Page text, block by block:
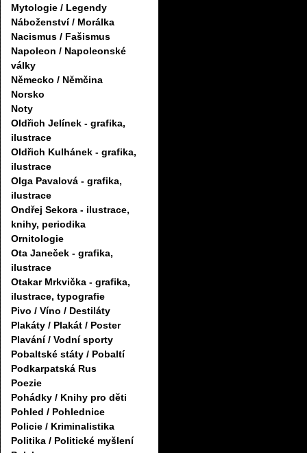
Mytologie / Legendy
Náboženství / Morálka
Nacismus / Fašismus
Napoleon / Napoleonské
války
Německo / Němčina
Norsko
Noty
Oldřich Jelínek - grafika,
ilustrace
Oldřich Kulhánek - grafika,
ilustrace
Olga Pavalová - grafika,
ilustrace
Ondřej Sekora - ilustrace,
knihy, periodika
Ornitologie
Ota Janeček - grafika,
ilustrace
Otakar Mrkvička - grafika,
ilustrace, typografie
Pivo / Víno / Destiláty
Plakáty / Plakát / Poster
Plavání / Vodní sporty
Pobaltské státy / Pobaltí
Podkarpatská Rus
Poezie
Pohádky / Knihy pro děti
Pohled / Pohlednice
Policie / Kriminalistika
Politika / Politické myšlení